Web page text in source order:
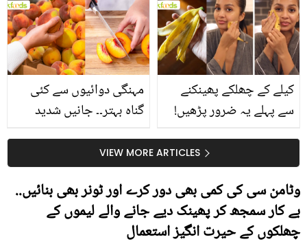
سے متعلق غلط فہمیوں کی
حقیقت کیا ہے اور افواہ
کیا؟
بتائے راز
مہنگی دوائیوں سے کئی
گناہ بہتر۔۔ جانیں شدید
کیوں کھانا چاہیے؟
کیلے کے چھلکے پھینکنے
سے پہلے یہ ضرور پڑھیں!
سستا اور قدرتی حلVIEW MORE ARTICLES
وٹامن سی کی کمی بھی دور کرے اور ٹونر بھی بنائیں..
بے کار سمجھ کر پھینک دیے جانے والے لیموں کے
چھلکوں کے حیرت انگیز استعمال